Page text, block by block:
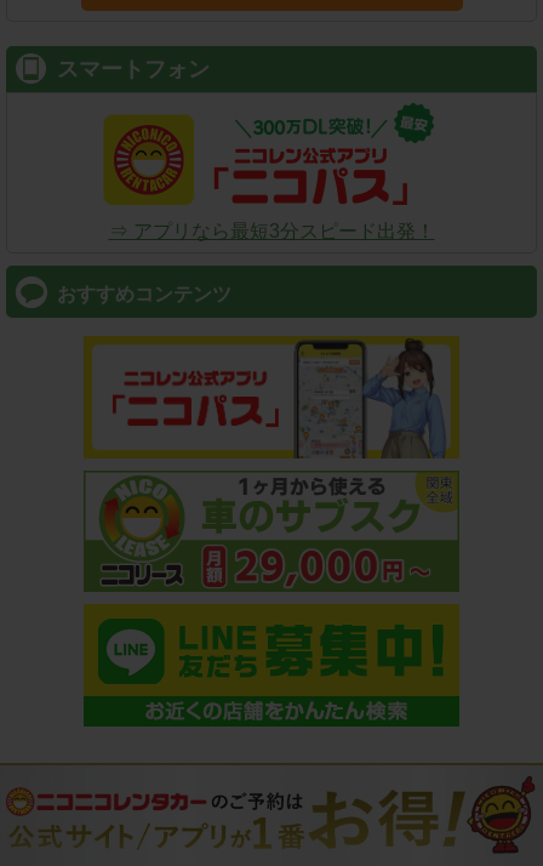
スマートフォン
⇒ アプリなら最短3分スピード出発！
おすすめコンテンツ